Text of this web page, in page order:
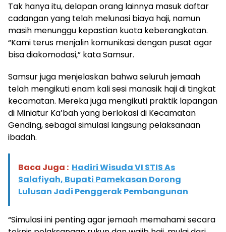
Tak hanya itu, delapan orang lainnya masuk daftar
cadangan yang telah melunasi biaya haji, namun
masih menunggu kepastian kuota keberangkatan.
“Kami terus menjalin komunikasi dengan pusat agar
bisa diakomodasi,” kata Samsur.
Samsur juga menjelaskan bahwa seluruh jemaah
telah mengikuti enam kali sesi manasik haji di tingkat
kecamatan. Mereka juga mengikuti praktik lapangan
di Miniatur Ka’bah yang berlokasi di Kecamatan
Gending, sebagai simulasi langsung pelaksanaan
ibadah.
Baca Juga : Hadiri Wisuda VI STIS As
Salafiyah, Bupati Pamekasan Dorong
Lulusan Jadi Penggerak Pembangunan
“Simulasi ini penting agar jemaah memahami secara